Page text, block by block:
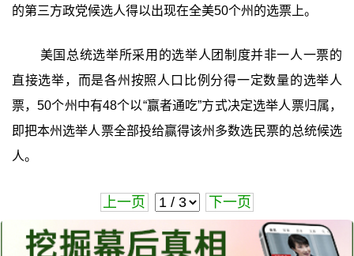
的第三方政党候选人得以出现在全美50个州的选票上。
美国总统选举所采用的选举人团制度并非一人一票的
直接选举，而是各州按照人口比例分得一定数量的选举人
票，50个州中有48个以“赢者通吃”方式决定选举人票归属，
即把本州选举人票全部投给赢得该州多数选民票的总统候选
人。
上一页 下一页